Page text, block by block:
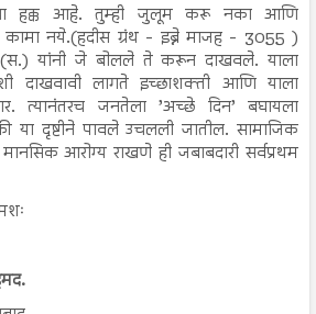
हक्क आहे. तुम्ही जुलूम करू नका आणि
कामा नये.(हदीस ग्रंथ - इब्ने माजह - 3055 )
यांनी जे बोलले ते करून दाखवले. याला
दाखवावी लागते इच्छाशक्ती आणि याला
त्यानंतरच जनतेला ’अच्छे दिन’ बघायला
दृष्टीने पावले उचलली जातील. सामाजिक
आरोग्य राखणे ही जबाबदारी सर्वप्रथम